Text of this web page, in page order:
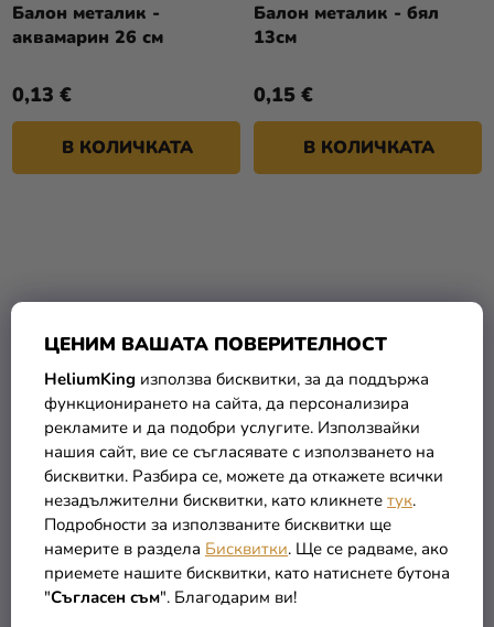
ЦЕНИМ ВАШАТА ПОВЕРИТЕЛНОСТ
HeliumKing използва бисквитки, за да поддържа
функционирането на сайта, да персонализира
рекламите и да подобри услугите. Използвайки
нашия сайт, вие се съгласявате с използването на
бисквитки. Разбира се, можете да откажете всички
незадължителни бисквитки, като кликнете тук.
Подробности за използваните бисквитки ще
намерите в раздела Бисквитки. Ще се радваме, ако
приемете нашите бисквитки, като натиснете бутона
"Съгласен съм". Благодарим ви!
Балон металик -
аквамарин 26 см
0,13 €
В КОЛИЧКАТА
Балон металик - бял
13см
0,15 €
В КОЛИЧКАТА
Балон металик - бял
48см
0,65 €
В КОЛИЧКАТА
Балон металик бебешко
розово
0,10 €